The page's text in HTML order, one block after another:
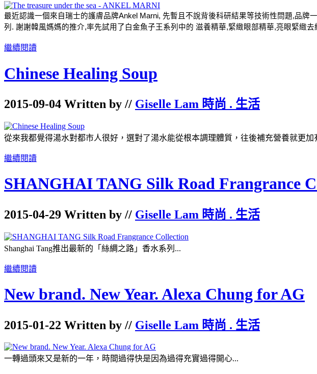
最近認識一個來自瑞士的護膚品牌Ankel Marni, 先暫且不說背後科研結果等技術性問題,品
列. 謝謝韓風媽媽的推介,率先試用了白金魚子王系列中的 滋養精華,緊緻眼部精華,亮眼緊緻去
繼續閱讀
Chinese Healing Soup
2015-09-04 Written by // Giselle Lam 時尚 . 生活
從來我都覺得湯水對都市人很好，選對了湯水能從根本調理體質，往後補充營養就更加
繼續閱讀
SHANGHAI TANG Silk Road Frangrance
2015-04-29 Written by // Giselle Lam 時尚 . 生活
Shanghai Tang推出最新的「絲綢之路」香水系列...
繼續閱讀
New brand. New Year. Alexa Chung for AG
2015-01-22 Written by // Giselle Lam 時尚 . 生活
一轉過頭來又是新的一年，時間過得快是因為過得充實過得開心...